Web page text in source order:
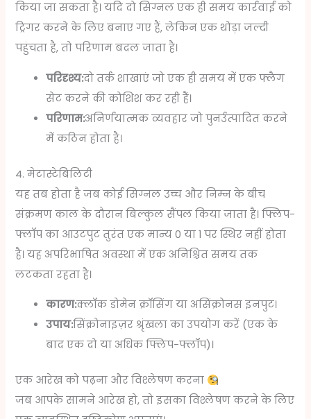
किया जा सकता है। यदि दो सिग्नल एक ही समय कार्रवाई को
ट्रिगर करने के लिए बनाए गए हैं, लेकिन एक थोड़ा जल्दी
पहुंचता है, तो परिणाम बदल जाता है।
परिदृश्य:दो तर्क शाखाएं जो एक ही समय में एक फ्लैग
सेट करने की कोशिश कर रही हैं।
परिणाम:अनिर्णयात्मक व्यवहार जो पुनर्उत्पादित करने
में कठिन होता है।
4. मेटास्टेबिलिटी
यह तब होता है जब कोई सिग्नल उच्च और निम्न के बीच
संक्रमण काल के दौरान बिल्कुल सैंपल किया जाता है। फ्लिप-
फ्लॉप का आउटपुट तुरंत एक मान्य 0 या 1 पर स्थिर नहीं होता
है। यह अपरिभाषित अवस्था में एक अनिश्चित समय तक
लटकता रहता है।
कारण:क्लॉक डोमेन क्रॉसिंग या असिंक्रोनस इनपुट।
उपाय:सिंक्रोनाइज़र श्रृंखला का उपयोग करें (एक के
बाद एक दो या अधिक फ्लिप-फ्लॉप)।
एक आरेख को पढ़ना और विश्लेषण करना
जब आपके सामने आरेख हो, तो इसका विश्लेषण करने के लिए